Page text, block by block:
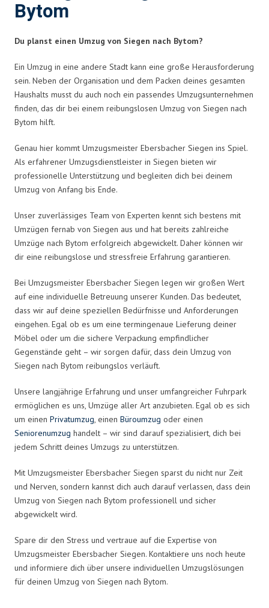
Bytom
Du planst einen Umzug von Siegen nach Bytom?
Ein Umzug in eine andere Stadt kann eine große Herausforderung
sein. Neben der Organisation und dem Packen deines gesamten
Haushalts musst du auch noch ein passendes Umzugsunternehmen
finden, das dir bei einem reibungslosen Umzug von Siegen nach
Bytom hilft.
Genau hier kommt Umzugsmeister Ebersbacher Siegen ins Spiel.
Als erfahrener Umzugsdienstleister in Siegen bieten wir
professionelle Unterstützung und begleiten dich bei deinem
Umzug von Anfang bis Ende.
Unser zuverlässiges Team von Experten kennt sich bestens mit
Umzügen fernab von Siegen aus und hat bereits zahlreiche
Umzüge nach Bytom erfolgreich abgewickelt. Daher können wir
dir eine reibungslose und stressfreie Erfahrung garantieren.
Bei Umzugsmeister Ebersbacher Siegen legen wir großen Wert
auf eine individuelle Betreuung unserer Kunden. Das bedeutet,
dass wir auf deine speziellen Bedürfnisse und Anforderungen
eingehen. Egal ob es um eine termingenaue Lieferung deiner
Möbel oder um die sichere Verpackung empfindlicher
Gegenstände geht – wir sorgen dafür, dass dein Umzug von
Siegen nach Bytom reibungslos verläuft.
Unsere langjährige Erfahrung und unser umfangreicher Fuhrpark
ermöglichen es uns, Umzüge aller Art anzubieten. Egal ob es sich
um einen Privatumzug, einen Büroumzug oder einen
Seniorenumzug handelt – wir sind darauf spezialisiert, dich bei
jedem Schritt deines Umzugs zu unterstützen.
Mit Umzugsmeister Ebersbacher Siegen sparst du nicht nur Zeit
und Nerven, sondern kannst dich auch darauf verlassen, dass dein
Umzug von Siegen nach Bytom professionell und sicher
abgewickelt wird.
Spare dir den Stress und vertraue auf die Expertise von
Umzugsmeister Ebersbacher Siegen. Kontaktiere uns noch heute
und informiere dich über unsere individuellen Umzugslösungen
für deinen Umzug von Siegen nach Bytom.